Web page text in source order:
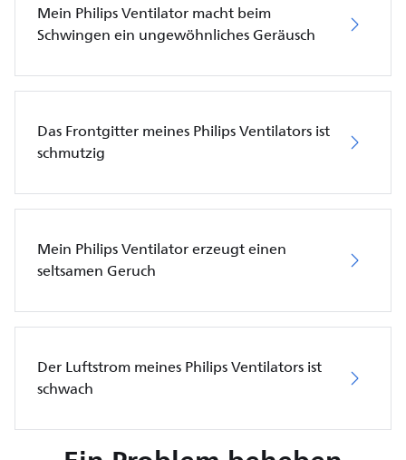
Mein Philips Ventilator macht beim
Schwingen ein ungewöhnliches Geräusch
Das Frontgitter meines Philips Ventilators ist
schmutzig
Mein Philips Ventilator erzeugt einen
seltsamen Geruch
Der Luftstrom meines Philips Ventilators ist
schwach